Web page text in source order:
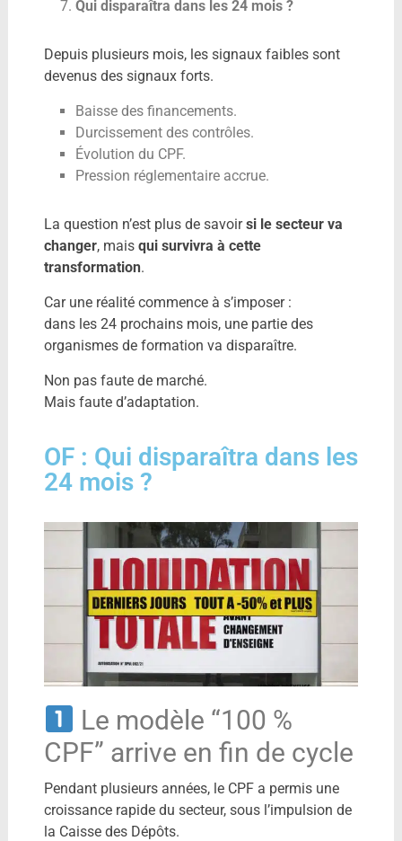
Qui disparaîtra dans les 24 mois ?
Depuis plusieurs mois, les signaux faibles sont
devenus des signaux forts.
Baisse des financements.
Durcissement des contrôles.
Évolution du CPF.
Pression réglementaire accrue.
La question n’est plus de savoirsi le secteur va
changer, mais qui survivra à cette
transformation.
Car une réalité commence à s’imposer :
dans les 24 prochains mois, une partie des
organismes de formation va disparaître.
Non pas faute de marché.
Mais faute d’adaptation.
OF : Qui disparaîtra dans les
24 mois ?
Le modèle “100 %
CPF” arrive en fin de cycle
Pendant plusieurs années, le CPF a permis une
croissance rapide du secteur, sous l’impulsion de
la Caisse des Dépôts.